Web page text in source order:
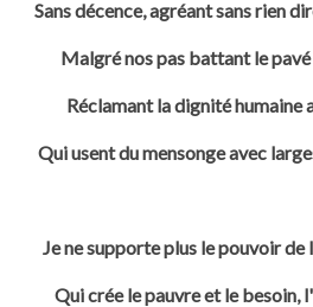
Sans décence, agréant sans rien
Malgré nos pas battant le
Réclamant la dignité humaine
Qui usent du mensonge avec
Je ne supporte plus le pouvoir de
Qui crée le pauvre et le